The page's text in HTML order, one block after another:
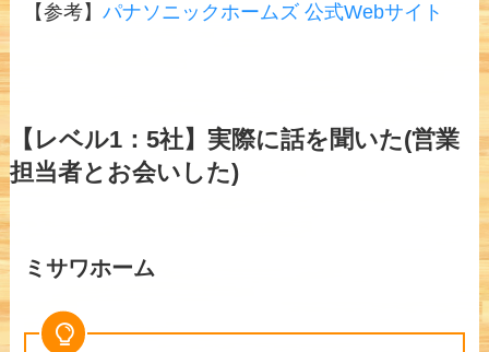
【参考】パナソニックホームズ 公式Webサイト
【レベル1：5社】実際に話を聞いた(営業
担当者とお会いした)
ミサワホーム